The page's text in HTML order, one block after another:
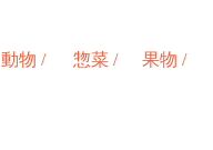
動物 / 惣菜 / 果物 /